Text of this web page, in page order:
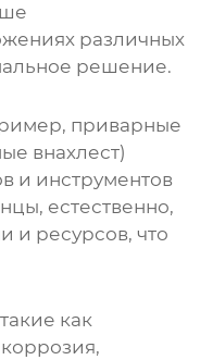
различных
решение.
приварные
внахлест)
и инструментов
естественно,
и ресурсов, что
как